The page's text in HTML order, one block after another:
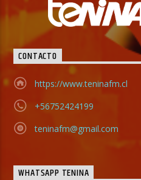
CONTACTO
https://www.teninafm.cl
+56752424199
teninafm@gmail.com
WHATSAPP TENINA